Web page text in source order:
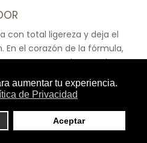
con total ligereza y deja el
En el corazón de la fórmula,
cuerpo y volumen al
a la extracción de malva
veces más brillante.Sin